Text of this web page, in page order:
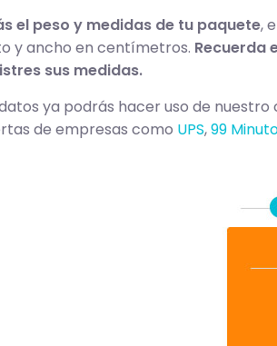
el peso y medidas de tu paquete,
y ancho en centímetros. Recuerda
sus medidas.
ya podrás hacer uso de
de empresas como UPS,99